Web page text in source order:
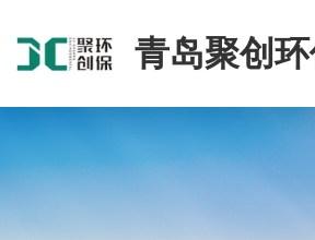
青岛聚创